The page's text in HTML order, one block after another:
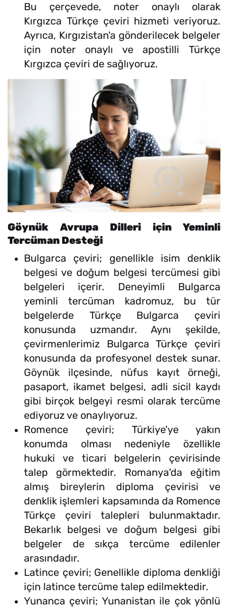
Bu çerçevede, noter onaylı olarak
Kırgızca Türkçe çeviri hizmeti veriyoruz.
Ayrıca, Kırgızistan'a gönderilecek belgeler
için noter onaylı ve apostilli Türkçe
Kırgızca çeviri de sağlıyoruz.
Göynük Avrupa Dilleri için Yeminli
Tercüman Desteği
Bulgarca çeviri; genellikle isim denklik
belgesi ve doğum belgesi tercümesi gibi
belgeleri içerir. Deneyimli Bulgarca
yeminli tercüman kadromuz, bu tür
belgelerde Türkçe Bulgarca çeviri
konusunda uzmandır. Aynı şekilde,
çevirmenlerimiz Bulgarca Türkçe çeviri
konusunda da profesyonel destek sunar.
Göynük ilçesinde, nüfus kayıt örneği,
pasaport, ikamet belgesi, adli sicil kaydı
gibi birçok belgeyi resmi olarak tercüme
ediyoruz ve onaylıyoruz.
Romence çeviri; Türkiye'ye yakın
konumda olması nedeniyle özellikle
hukuki ve ticari belgelerin çevirisinde
talep görmektedir. Romanya'da eğitim
almış bireylerin diploma çevirisi ve
denklik işlemleri kapsamında da Romence
Türkçe çeviri talepleri bulunmaktadır.
Bekarlık belgesi ve doğum belgesi gibi
belgeler de sıkça tercüme edilenler
arasındadır.
Latince çeviri; Genellikle diploma denkliği
için latince tercüme talep edilmektedir.
Yunanca çeviri; Yunanistan ile çok yönlü